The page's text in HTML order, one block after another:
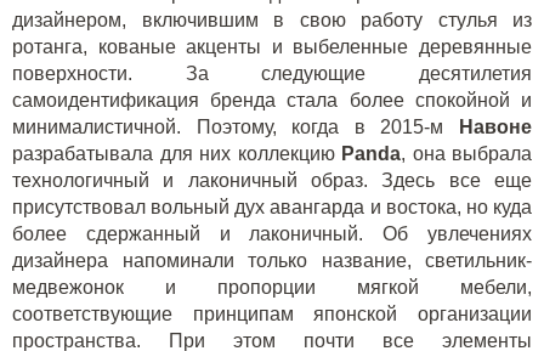
дизайнером, включившим в свою работу стулья из
ротанга, кованые акценты и выбеленные деревянные
поверхности. За следующие десятилетия
самоидентификация бренда стала более спокойной и
минималистичной. Поэтому, когда в 2015-м
Навоне
разрабатывала для них коллекцию Panda, она выбрала
технологичный и лаконичный образ. Здесь все еще
присутствовал вольный дух авангарда и востока, но куда
более сдержанный и лаконичный. Об увлечениях
дизайнера напоминали только название, светильник-
медвежонок и пропорции мягкой мебели,
соответствующие принципам японской организации
пространства. При этом почти все элементы